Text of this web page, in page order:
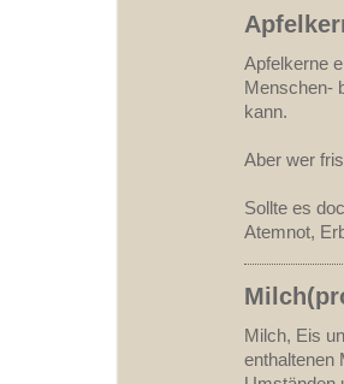
Apfelkerne
Menschen-
kann.
Aber wer
Sollte es
Atemnot,
Milch, Eis
enthaltenen